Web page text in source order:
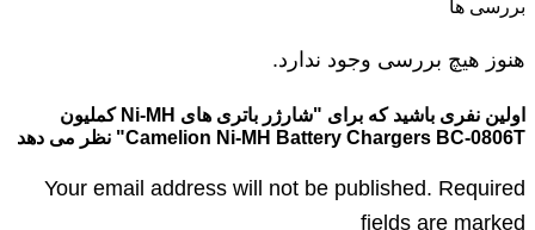
بررسی ها
هنوز هیچ بررسی وجود ندارد.
اولین نفری باشید که برای "شارژر باتری های Ni-MH کملیون
Camelion Ni-MH Battery Chargers BC-0806T" نظر می دهد
Your email address will not be published. Required
fields are marked